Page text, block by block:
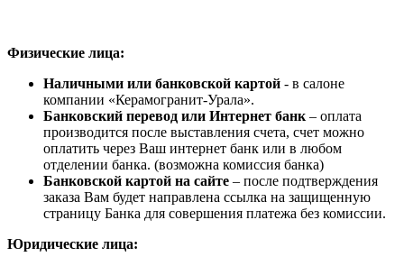
Физические лица:
Наличными или банковской картой - в салоне
компании «Керамогранит-Урала».
Банковский перевод или Интернет банк – оплата
производится после выставления счета, счет можно
оплатить через Ваш интернет банк или в любом
отделении банка. (возможна комиссия банка)
Банковской картой на сайте – после подтверждения
заказа Вам будет направлена ссылка на защищенную
страницу Банка для совершения платежа без комиссии.
Юридические лица: